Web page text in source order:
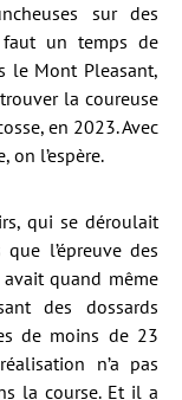
sur des
faut un temps de
le Mont Pleasant,
la coureuse
en 2023. Avec
on l’espère.
qui se déroulait
l’épreuve des
quand même
des dossards
de moins de 23
n’a pas
la course. Et il a